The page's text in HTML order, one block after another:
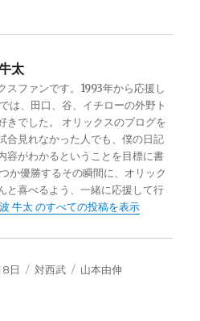
太
スファンです。1993年から応援し
は、田口、谷、イチローの外野ト
きでした。 オリックスのブログを
合見れなかった人でも、僕の日記
容がわかるということを目標に書
か優勝するその瞬間に、オリック
と喜べるよう、一緒に応援して行
牛太 のすべての投稿を表示
日
カ
対西武
タ
山本由伸